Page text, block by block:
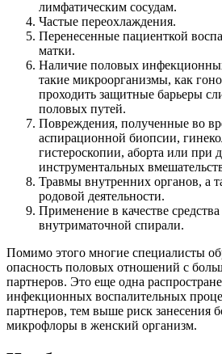
лимфатическим сосудам.
Частые переохлаждения.
Перенесенные пациенткой
матки.
Наличие половых
такие микроорганизмы, как
проходить защитные барьеры
половых путей.
Повреждения, полученные во
аспирационной биопсии,
гистероскопии, аборта или при
инструментальных
Травмы внутренних органов, а
родовой деятельности.
Применение в качестве
внутриматочной спирали.
Помимо этого многие специалисты
опасность половых отношений с
партнеров. Это еще одна
инфекционных воспалительных
партнеров, тем выше риск занесения
микрофлоры в женский организм.